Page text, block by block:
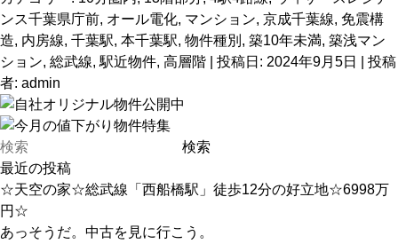
ンス千葉県庁前, オール電化, マンション, 京成千葉線, 免震構
造, 内房線, 千葉駅, 本千葉駅, 物件種別 , 築10年未満, 築浅マン
ション, 総武線, 駅近物件, 高層階 | 投稿日: 2024年9月5日
投稿
者: admin
最近の投稿
☆天空の家☆総武線「西船橋駅」徒歩12分の好立地☆6998万
円☆
あっそうだ。中古を見に行こう。